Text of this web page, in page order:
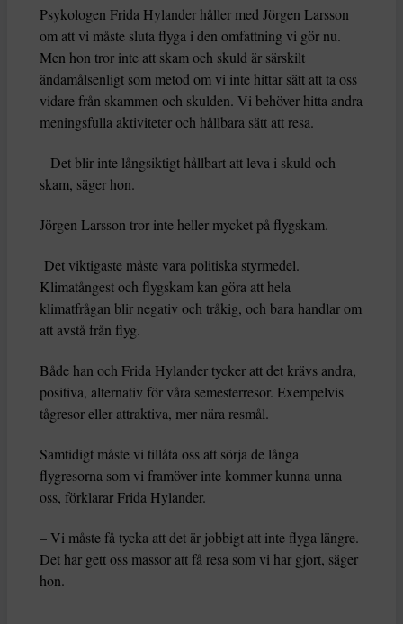
Psykologen Frida Hylander håller med Jörgen Larsson
om att vi måste sluta flyga i den omfattning vi gör nu.
Men hon tror inte att skam och skuld är särskilt
ändamålsenligt som metod om vi inte hittar sätt att ta oss
vidare från skammen och skulden. Vi behöver hitta andra
meningsfulla aktiviteter och hållbara sätt att resa.
– Det blir inte långsiktigt hållbart att leva i skuld och
skam, säger hon.
Jörgen Larsson tror inte heller mycket på flygskam.
Det viktigaste måste vara politiska styrmedel.
Klimatångest och flygskam kan göra att hela
klimatfrågan blir negativ och tråkig, och bara handlar om
att avstå från flyg.
Både han och Frida Hylander tycker att det krävs andra,
positiva, alternativ för våra semesterresor. Exempelvis
tågresor eller attraktiva, mer nära resmål.
Samtidigt måste vi tillåta oss att sörja de långa
flygresorna som vi framöver inte kommer kunna unna
oss, förklarar Frida Hylander.
– Vi måste få tycka att det är jobbigt att inte flyga längre.
Det har gett oss massor att få resa som vi har gjort, säger
hon.